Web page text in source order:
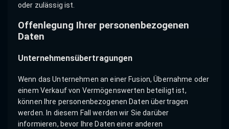
oder zulässig ist.
Offenlegung Ihrer personenbezogenen
Daten
Unternehmensübertragungen
Wenn das Unternehmen an einer Fusion, Übernahme oder
einem Verkauf von Vermögenswerten beteiligt ist,
können Ihre personenbezogenen Daten übertragen
werden. In diesem Fall werden wir Sie darüber
informieren, bevor Ihre Daten einer anderen